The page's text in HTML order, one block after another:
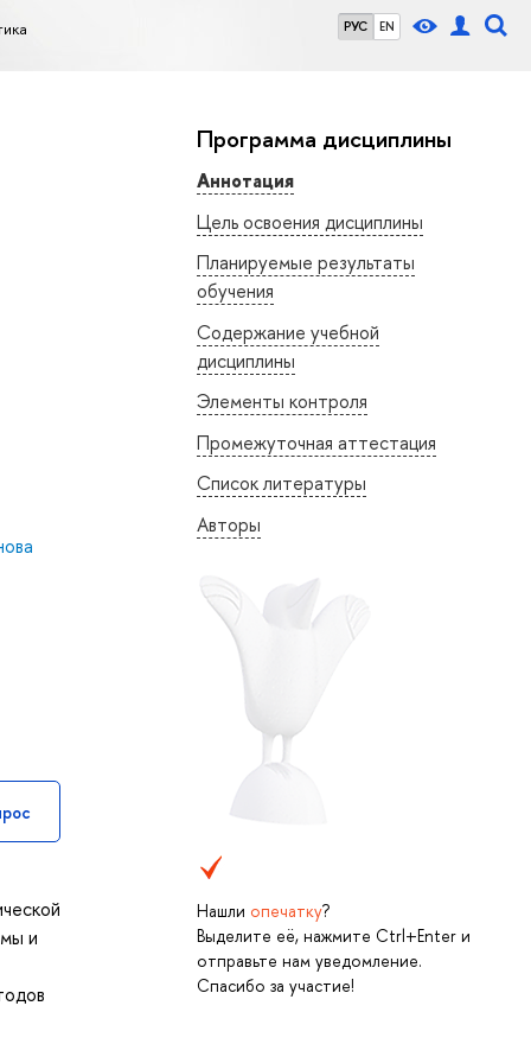
РУС EN
Программа дисциплины
Аннотация
Цель освоения дисциплины
Планируемые результаты
обучения
Содержание учебной
дисциплины
Элементы контроля
Промежуточная аттестация
Список литературы
Авторы
Нашли опечатку?
Выделите её, нажмите Ctrl+Enter и
отправьте нам уведомление.
Спасибо за участие!
и